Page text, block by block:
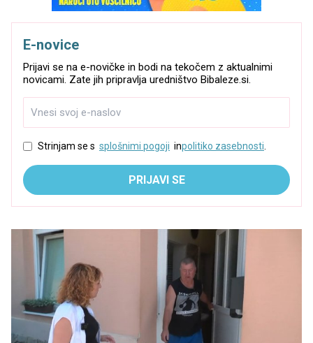
E-novice
Prijavi se na e-novičke in bodi na tekočem z aktualnimi
novicami. Zate jih pripravlja uredništvo Bibaleze.si.
Strinjam se s splošnimi pogoji inpolitiko zasebnosti.
PRIJAVI SE